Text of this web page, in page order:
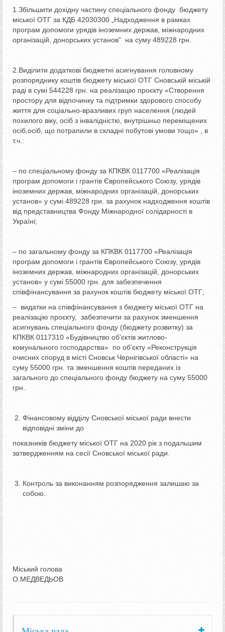
1.Збільшити дохідну частину спеціального фонду бюджету
міської ОТГ за КДБ 42030300 „Надходження в рамках
програм допомоги урядів іноземних держав, міжнародних
організацій, донорських установ” на суму 489228 грн.
2.Виділити додаткові бюджетні асигнування головному
розпоряднику коштів бюджету міської ОТГ Сновській міській
раді в сумі 544228 грн. на реалізацію проєкту «Створення
простору для відпочинку та підтримки здорового способу
життя для соціально-вразливих груп населення (людей
похилого віку, осіб з інвалідністю, внутрішньо переміщених
осіб,осіб, що потрапили в складні побутові умови тощо» , в
т.ч.:
– по спеціальному фонду за КПКВК 0117700 «Реалізація
програм допомоги і грантів Європейського Союзу, урядів
іноземних держав, міжнародних організацій, донорських
установ» у сумі 489228 гри. за рахунок надходження коштів
від представництва Фонду Міжнародної солідарності в
Україні;
– по загальному фонду за КПКВК 0117700 «Реалізація
програм допомоги і грантів Європейського Союзу, урядів
іноземних держав, міжнародних організацій, донорських
установ» у сумі 55000 грн. для забезпечення
співфінансування за рахунок коштів бюджету міської ОТГ;
– видатки на співфінансування з бюджету міської ОТГ на
реалізацію проєкту, забезпечити за рахунок зменшення
асигнувань спеціального фонду (бюджету розвитку) за
КПКВК 0117310 «Будівництво об’єктів житлово-
комунального господарства» по об’єкту «Реконструкція
очисних споруд в місті Сновськ Чернігівської області» на
суму 55000 грн. та зменшення коштів переданих із
загального до спеціального фонду бюджету на суму 55000
грн.
Фінансовому відділу Сновської міської ради внести
відповідні зміни до
показників бюджету міської ОТГ на 2020 рік з подальшим
затвердженням на сесії Сновської міської ради.
Контроль за виконанням розпорядження залишаю за
собою.
Міський голова
О.МЕДВЕДЬОВ